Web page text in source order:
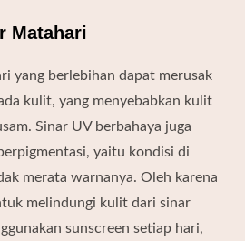
Matahari
yang berlebihan dapat merusak
kulit, yang menyebabkan kulit
Sinar UV berbahaya juga
yaitu kondisi di
merata warnanya. Oleh karena
melindungi kulit dari sinar
sunscreen setiap hari,